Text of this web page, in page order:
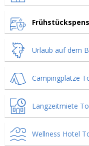
Urlaub auf dem
Campingplätze
Langzeitmiete
Wellness Hotel